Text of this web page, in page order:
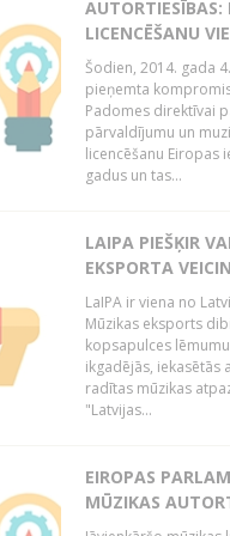
AUTORTIESĪBAS:
LICENCĒŠANU
Šodien, 2014. gada
pieņemta
Padomes direktīvai
pārvaldījumu un
licencēšanu Eiropas
gadus un tas...
LAIPA PIEŠĶIR
EKSPORTA
LaIPA ir viena no
Mūzikas eksports
kopsapulces
ikgadējās, iekasētās
radītas mūzikas
"Latvijas...
EIROPAS
MŪZIKAS